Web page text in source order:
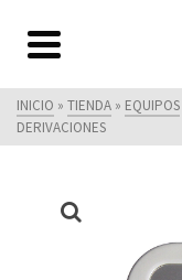
INICIO » TIENDA » EQUIPOS
DERIVACIONES